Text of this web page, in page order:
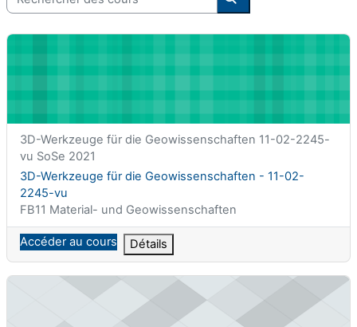
Rechercher des cours
3D-Werkzeuge für die Geowissenschaften - 11-02-2245-vu
Nom abrégé du cours
3D-Werkzeuge für die Geowissenschaften 11-02-2245-
vu SoSe 2021
Nom du cours
3D-Werkzeuge für die Geowissenschaften - 11-02-
2245-vu
Catégorie de cours
FB11 Material- und Geowissenschaften
Accéder au cours Détails
Exercises Theoretical Methods in Materials Science - 11-01-